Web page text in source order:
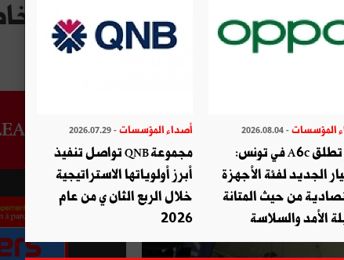
التراكمية للسيارات
المؤسسات - 2026.08.04
أوبو تطلق A6c في تونس:
الجديد لفئة الأجهزة
من حيث المتانة
الأمد والسلاسة
أصداء المؤسسات- 2026.07.29
مجموعة QNB تواصل تنفيذ
أبرز أولوياتها الاستراتيجية
خلال الربع الثان ي من عام
2026